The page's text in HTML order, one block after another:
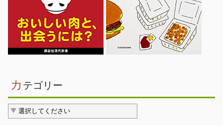
カ テゴリー